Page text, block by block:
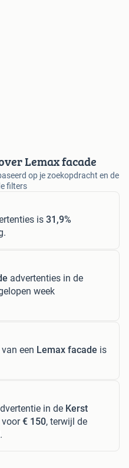
Lemax facade
op je zoekopdracht en de
filters
is 31,9%
advertenties in de
week
een Lemax facade is
in de Kerst
voor€ 150, terwijl de